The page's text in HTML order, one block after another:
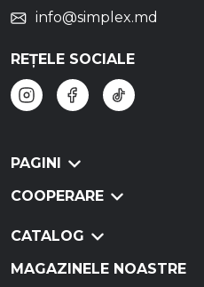
info@simplex.md
REȚELE SOCIALE
PAGINI
COOPERARE
CATALOG
MAGAZINELE NOASTRE